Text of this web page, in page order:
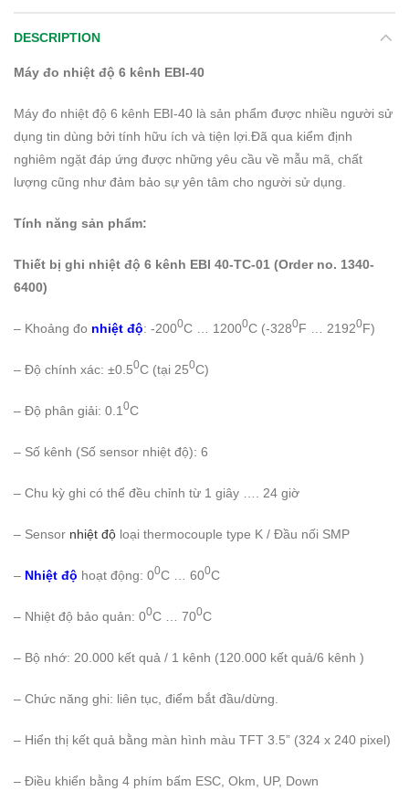
DESCRIPTION
Máy đo nhiệt độ 6 kênh EBI-40
Máy đo nhiệt độ 6 kênh EBI-40 là sản phẩm được nhiều người sử
dụng tin dùng bởi tính hữu ích và tiện lợi.Đã qua kiểm định
nghiêm ngặt đáp ứng được những yêu cầu về mẫu mã, chất
lượng cũng như đảm bảo sự yên tâm cho người sử dụng.
Tính năng sản phẩm:
Thiết bị ghi nhiệt độ 6 kênh EBI 40-TC-01 (Order no. 1340-
6400)
– Khoảng đo nhiệt độ: -2000C … 12000C (-3280F … 21920F)
– Độ chính xác: ±0.50C (tại 250C)
– Độ phân giải: 0.1 0C
– Số kênh (Số sensor nhiệt độ): 6
– Chu kỳ ghi có thể đều chỉnh từ 1 giây …. 24 giờ
– Sensor nhiệt độ loại thermocouple type K / Đầu nối SMP
– Nhiệt độ hoạt động: 00C … 600C
– Nhiệt độ bảo quản: 00C … 700C
– Bộ nhớ: 20.000 kết quả / 1 kênh (120.000 kết quả/6 kênh )
– Chức năng ghi: liên tục, điểm bắt đầu/dừng.
– Hiển thị kết quả bằng màn hình màu TFT 3.5” (324 x 240 pixel)
– Điều khiển bằng 4 phím bấm ESC, Okm, UP, Down